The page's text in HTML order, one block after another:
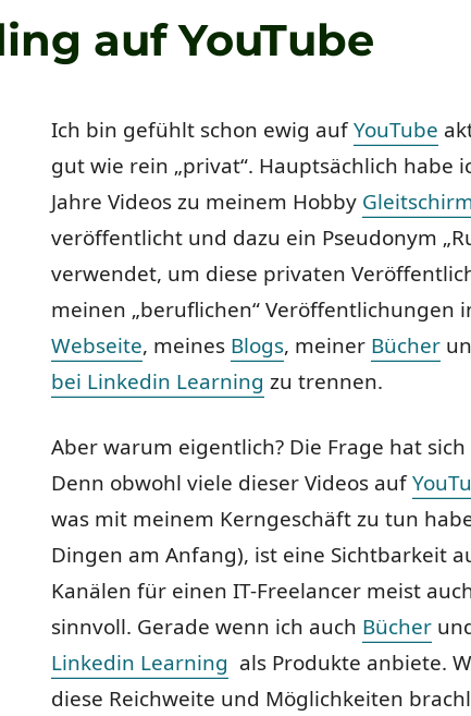
auf YouTube
Ich bin gefühlt schon ewig aufYouTube
gut wie rein „privat“. Hauptsächlich habe
Jahre Videos zu meinem Hobby
veröffentlicht und dazu ein Pseudonym
verwendet, um diese privaten
meinen „beruflichen“ Veröffentlichungen
Webseite, meines Blogs, meiner Bücher
bei Linkedin Learning zu trennen.
Aber warum eigentlich? Die Frage hat
Denn obwohl viele dieser Videos auf
was mit meinem Kerngeschäft zu tun
Dingen am Anfang), ist eine Sichtbarkeit
Kanälen für einen IT-Freelancer meist
sinnvoll. Gerade wenn ich auch Bücher
Linkedin Learning als Produkte anbiete.
diese Reichweite und Möglichkeiten